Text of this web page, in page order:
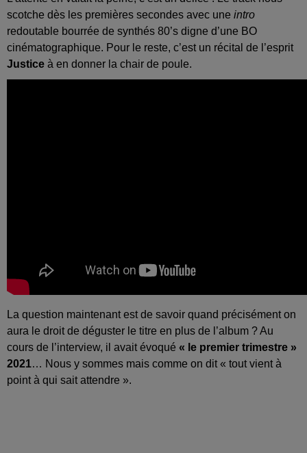
scotche dès les premières secondes avec une intro
redoutable bourrée de synthés 80’s digne d’une BO
cinématographique. Pour le reste, c’est un récital de l’esprit
Justice à en donner la chair de poule.
La question maintenant est de savoir quand précisément on
aura le droit de déguster le titre en plus de l’album ? Au
cours de l’interview, il avait évoqué « le premier trimestre »
2021… Nous y sommes mais comme on dit « tout vient à
point à qui sait attendre ».